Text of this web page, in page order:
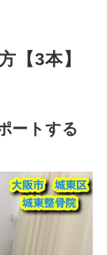
【3本】
ートする